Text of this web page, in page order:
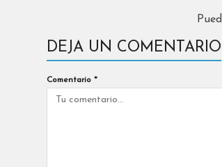
DEJA UN COMENTARIO
Comentario *